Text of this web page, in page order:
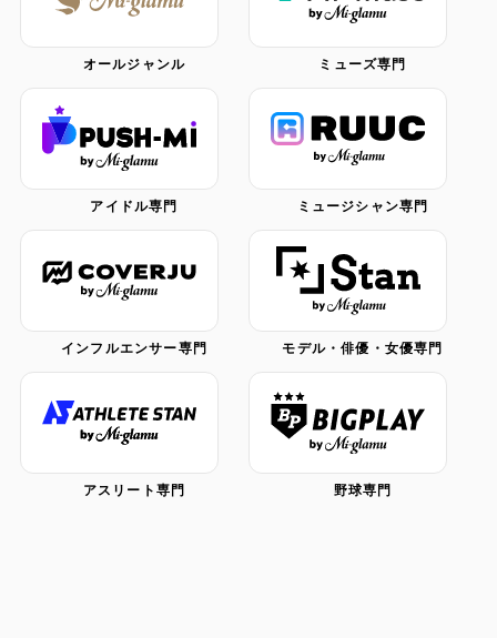
オールジャンル ミューズ専門
アイドル専門 ミュージシャン専門
インフルエンサー専門 モデル・俳優・女優専門
アスリート専門 野球専門